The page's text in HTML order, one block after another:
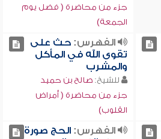
جزء من محاضرة ( فضل يوم
الجمعة)
الفهرس:حث على
تقوى الله في المأكل
والمشرب
للشيخ:صالح بن حميد
جزء من محاضرة ( أمراض
القلوب)
الفهرس:الحج صورة